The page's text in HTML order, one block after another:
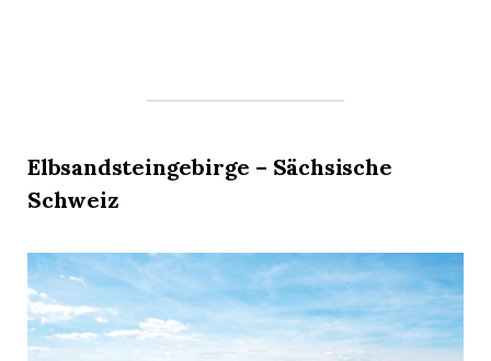
Elbsandsteingebirge – Sächsische
Schweiz